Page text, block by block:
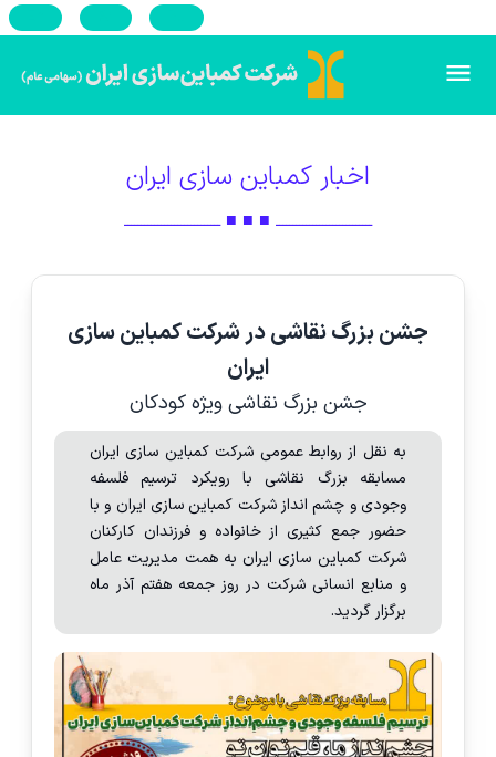
اخبار کمباین سازی ایران
ـــــــــــــــــــــــــــــ ■ ■ ■ ـــــــــــــــــــــــــــــ
جشن بزرگ نقاشی در شرکت کمباین سازی
ایران
جشن بزرگ نقاشی ویژه کودکان
به نقل از روابط عمومی شرکت کمباین سازی ایران
مسابقه بزرگ نقاشی با رویکرد ترسیم فلسفه
وجودی و چشم انداز شرکت کمباین سازی ایران و با
حضور جمع کثیری از خانواده و فرزندان کارکنان
شرکت کمباین سازی ایران به همت مدیریت عامل
و منابع انسانی شرکت در روز جمعه هفتم آذر ماه
برگزار گردید.